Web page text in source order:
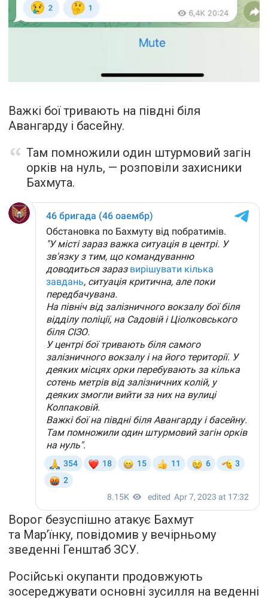
Важкі бої тривають на півдні біля
Авангарду і басейну.
Там помножили один штурмовий загін
орків на нуль, — розповіли захисники
Бахмута.
Ворог безуспішно атакує Бахмут
та Мар’їнку, повідомив у вечірньому
зведенні Генштаб ЗСУ.
Російські окупанти продовжують
зосереджувати основні зусилля на веденні